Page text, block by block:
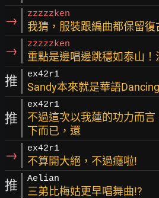
→ zzzzzken
我猜，服裝跟編曲都保留復
→ zzzzzken
重點是邊唱邊跳穩如泰山！
推 ex42r1
Sandy本來就是華語
推
ex42r1
不過這次以我蓮的功力而
下而已，還
→ ex42r1
不算開大絕，不過癮啦!
推 Aelian
三弟比梅姑更早唱舞曲!?